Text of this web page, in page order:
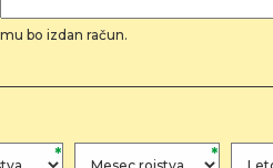
bo izdan račun.
* *